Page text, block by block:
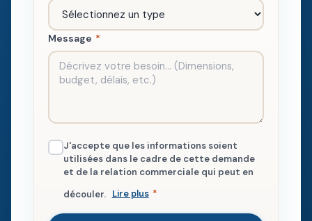
Message *
J'accepte que les informations soient
utilisées dans le cadre de cette demande
et de la relation commerciale qui peut en
découler. Lire plus *